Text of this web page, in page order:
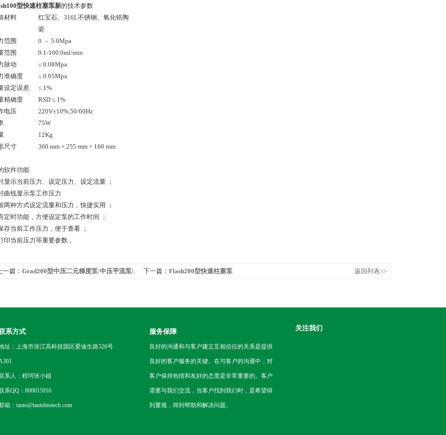
型快速柱塞泵新的技术参数
材料
红宝石、316L不锈钢、氧化锆陶
瓷
范围
0 － 5.0Mpa
范围
0.1-100.0ml/min
脉动
≤ 0.08Mpa
准确度
≤ 0.05Mpa
设定误差
≤ 1%
精确度
RSD ≤ 1%
电压
220V±10%,50/60Hz
75W
12Kg
尺寸
360 mm × 255 mm × 160 mm
软件功能
显示当前压力、设定压力、设定流量 ；
曲线显示泵工作压力
两种方式设定流量和压力，快捷实用 ；
定时功能，方便设定泵的工作时间 ；
存当前工作压力，便于查看 ；
印当前压力等重要参数 。
一篇： Grad200型中压二元梯度泵/中压平流泵/
下一篇： Flash200型快速柱塞泵 返回列表>>
系方式
址：上海市张江高科技园区爱迪生路326号
系人：程珂张小姐
系QQ：800015916
箱：tauto@tautobiotech.com
服务保障
良好的沟通和与客户建立互相信任的关系是提供
良好的客户服务的关键。在与客户的沟通中，对
客户保持热情和友好的态度是非常重要的。客户
需要与我们交流，当客户找到我们时，是希望得
到重视，得到帮助和解决问题。
关注我们